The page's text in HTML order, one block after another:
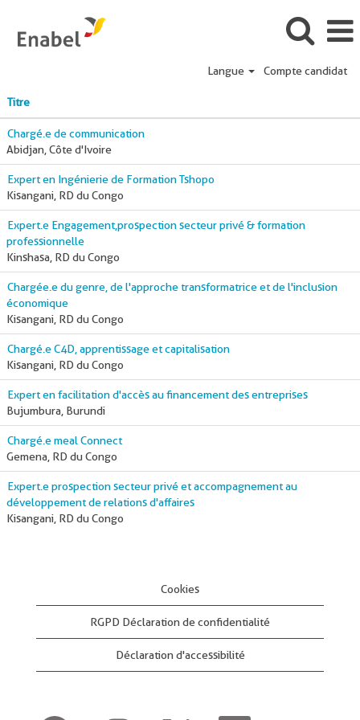
Langue Compte candidat
Personnel
national
Titre
Chargé.e de communication
Abidjan, Côte d'Ivoire
Expert en Ingénierie de Formation Tshopo
Kisangani, RD du Congo
Expert.e Engagement,prospection secteur privé & formation
professionnelle
Kinshasa, RD du Congo
Chargée.e du genre, de l'approche transformatrice et de l'inclusion
économique
Kisangani, RD du Congo
Chargé.e C4D, apprentissage et capitalisation
Kisangani, RD du Congo
Expert en facilitation d'accès au financement des entreprises
Bujumbura, Burundi
Chargé.e meal Connect
Gemena, RD du Congo
Expert.e prospection secteur privé et accompagnement au
développement de relations d'affaires
Kisangani, RD du Congo
Cookies
RGPD Déclaration de confidentialité
Déclaration d'accessibilité